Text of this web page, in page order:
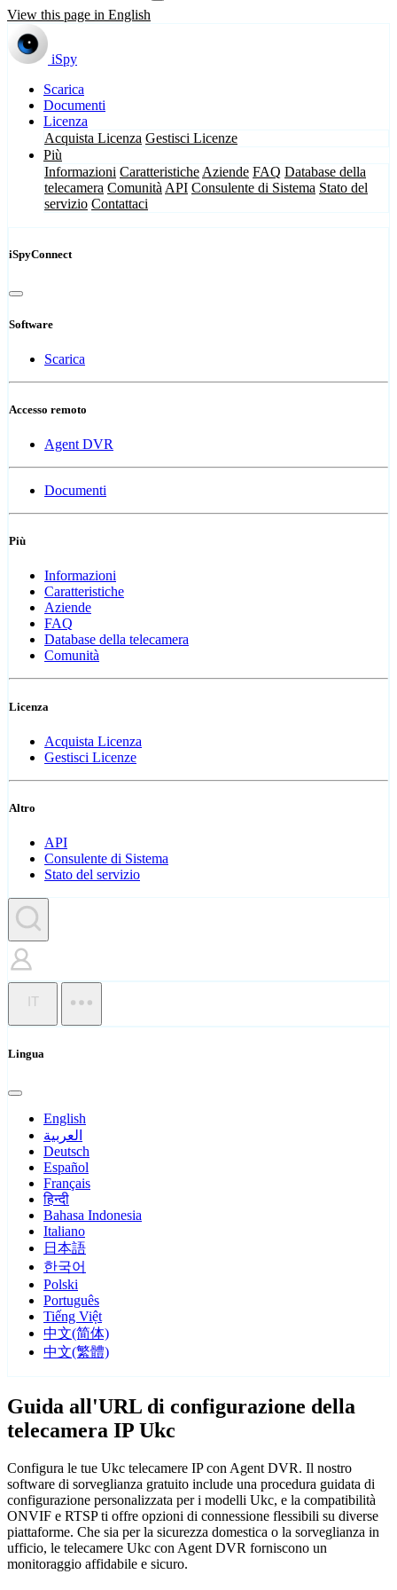
View this page in English
iSpy
Scarica
Documenti
Licenza
Acquista Licenza Gestisci Licenze
Più
Informazioni Caratteristiche Aziende FAQ Database della
telecamera Comunità API Consulente di Sistema Stato del
servizio Contattaci
iSpyConnect
Software
Scarica
Accesso remoto
Agent DVR
Documenti
Più
Informazioni
Caratteristiche
Aziende
FAQ
Database della telecamera
Comunità
Licenza
Acquista Licenza
Gestisci Licenze
Altro
API
Consulente di Sistema
Stato del servizio
IT
Lingua
English
العربية
Deutsch
Español
Français
हिन्दी
Bahasa Indonesia
Italiano
日本語
한국어
Polski
Português
Tiếng Việt
中文(简体)
中文(繁體)
Guida all'URL di configurazione della
telecamera IP Ukc
Configura le tue Ukc telecamere IP con Agent DVR. Il nostro
software di sorveglianza gratuito include una procedura guidata di
configurazione personalizzata per i modelli Ukc, e la compatibilità
ONVIF e RTSP ti offre opzioni di connessione flessibili su diverse
piattaforme. Che sia per la sicurezza domestica o la sorveglianza in
ufficio, le telecamere Ukc con Agent DVR forniscono un
monitoraggio affidabile e sicuro.